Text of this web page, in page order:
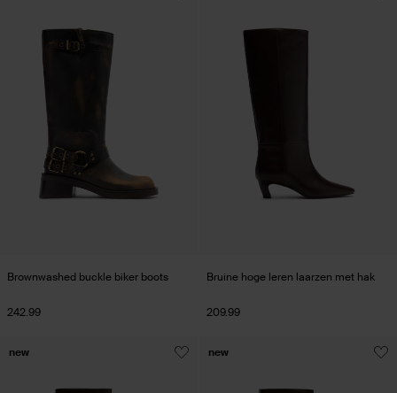
Brownwashed buckle biker boots
242.99
Bruine hoge leren laarzen met hak
209.99
new new